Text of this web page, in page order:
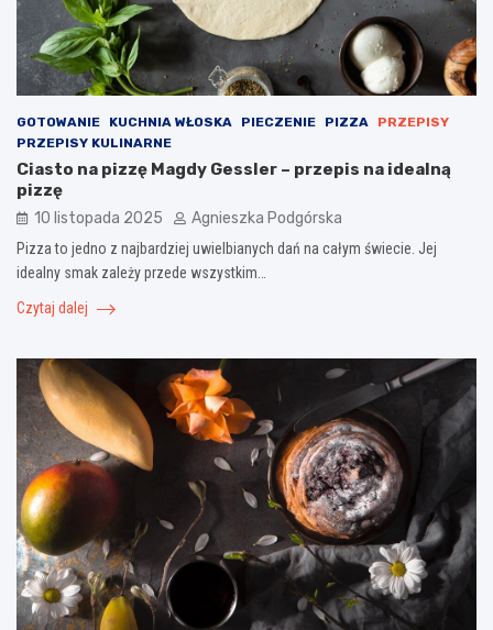
GOTOWANIE KUCHNIA WŁOSKA PIECZENIE PIZZA
PRZEPISY
PRZEPISY KULINARNE
Ciasto na pizzę Magdy Gessler – przepis na idealną
pizzę
10 listopada 2025 Agnieszka Podgórska
Pizza to jedno z najbardziej uwielbianych dań na całym świecie. Jej
idealny smak zależy przede wszystkim…
Czytaj dalej